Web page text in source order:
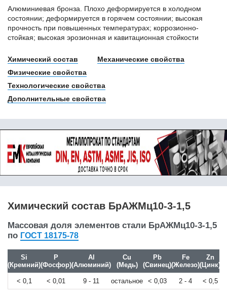
11CrMo9-10
11MnNi5-3
11SMn30
11SMn37
11SMnPb37
11кп
12CrMo4
12CrMo9-10
12Г2СБ
12ГФ
12Х13
12Х15Г9НД
12Х17
12Х18Н9 / Х18Н9
12Х1МФ
12Х2Н4А
12ХМ
12ХН
12ХН2
12ХН3А
Алюминиевая бронза. Плохо деформируется в холодном
состоянии; деформируется в горячем состоянии; высокая
прочность при повышенных температурах; коррозионно-
стойкая; высокая эрозионная и кавитационная стойкости
Химический состав
Механические свойства
Физические свойства
Технологические свойства
Дополнительные свойства
Химический состав БрАЖМц10-3-1,5
Массовая доля элементов стали БрАЖМц10-3-1,5
по ГОСТ 18175-78
Si
(Кремний)
P
(Фосфор)
Al
(Алюминий)
Cu
(Медь)
Pb
(Свинец)
Fe
(Железо)
Zn
(Цинк)
< 0,1 < 0,01 9 - 11 остальное < 0,03 2 - 4 < 0,5